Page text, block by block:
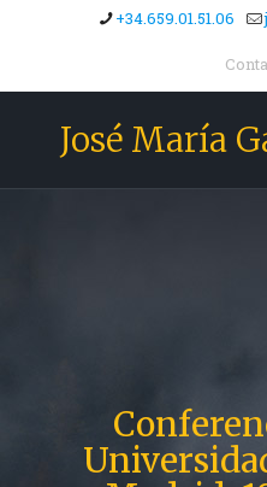
+34.659.01.51.06
José María